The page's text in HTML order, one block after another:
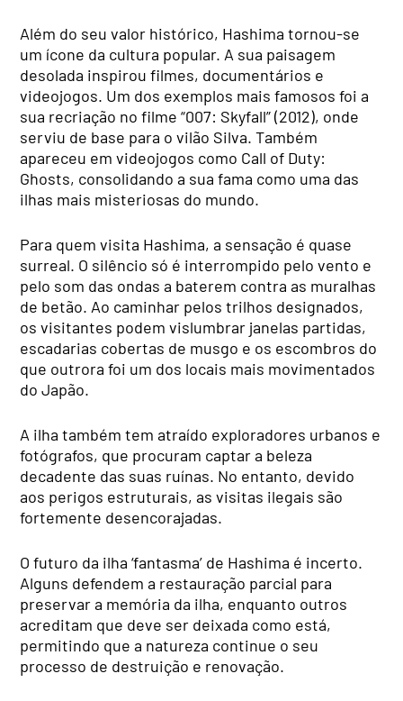
Além do seu valor histórico, Hashima tornou-se
um ícone da cultura popular. A sua paisagem
desolada inspirou filmes, documentários e
videojogos. Um dos exemplos mais famosos foi a
sua recriação no filme “007: Skyfall” (2012), onde
serviu de base para o vilão Silva. Também
apareceu em videojogos como Call of Duty:
Ghosts, consolidando a sua fama como uma das
ilhas mais misteriosas do mundo.
Para quem visita Hashima, a sensação é quase
surreal. O silêncio só é interrompido pelo vento e
pelo som das ondas a baterem contra as muralhas
de betão. Ao caminhar pelos trilhos designados,
os visitantes podem vislumbrar janelas partidas,
escadarias cobertas de musgo e os escombros do
que outrora foi um dos locais mais movimentados
do Japão.
A ilha também tem atraído exploradores urbanos e
fotógrafos, que procuram captar a beleza
decadente das suas ruínas. No entanto, devido
aos perigos estruturais, as visitas ilegais são
fortemente desencorajadas.
O futuro da ilha ‘fantasma’ de Hashima é incerto.
Alguns defendem a restauração parcial para
preservar a memória da ilha, enquanto outros
acreditam que deve ser deixada como está,
permitindo que a natureza continue o seu
processo de destruição e renovação.